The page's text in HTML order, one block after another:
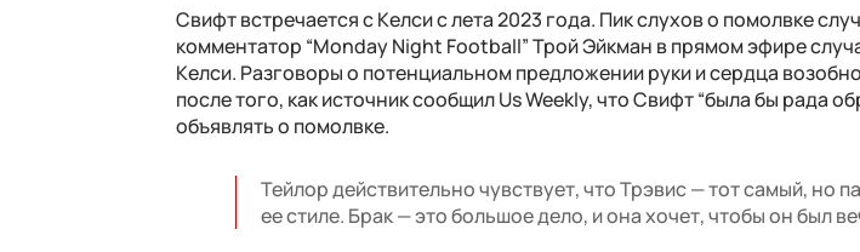
Свифт встречается с Келси с лета 2023 года. Пик слухов о помолвке
комментатор “Monday Night Football” Трой Эйкман в прямом эфире
Келси. Разговоры о потенциальном предложении руки и сердца
после того, как источник сообщил Us Weekly, что Свифт “была бы рада
объявлять о помолвке.
Тейлор действительно чувствует, что Трэвис — тот самый, но
ее стиле. Брак — это большое дело, и она хочет, чтобы он был